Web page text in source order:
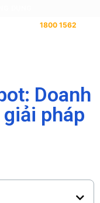
1800 1562
Doanh
pháp